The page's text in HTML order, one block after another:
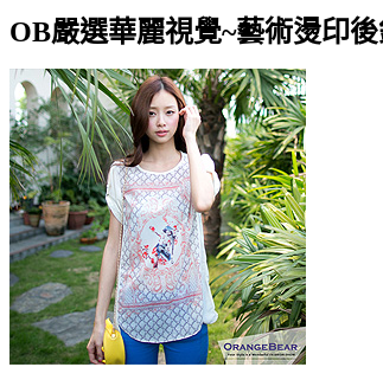
OB嚴選華麗視覺~藝術燙印